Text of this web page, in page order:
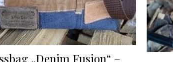
„Denim Fusion“ –